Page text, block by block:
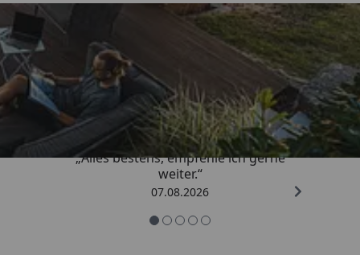
Trusted Shops
4,81/ 5
„Alles bestens, empfehle ich gerne
weiter.“
07.08.2026